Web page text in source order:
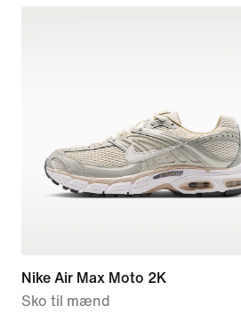
Nike Air Max Moto 2K
Sko til mænd